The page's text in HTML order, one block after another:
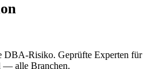
DBA-Risiko. Geprüfte Experten für
— alle Branchen.